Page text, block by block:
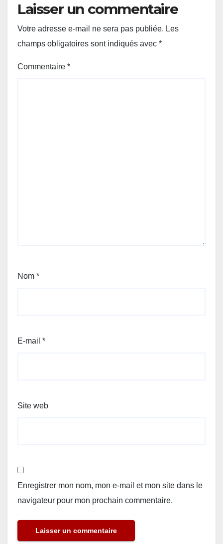
Laisser un commentaire
Votre adresse e-mail ne sera pas publiée. Les
champs obligatoires sont indiqués avec *
Commentaire *
Nom *
E-mail *
Site web
Enregistrer mon nom, mon e-mail et mon site dans le
navigateur pour mon prochain commentaire.